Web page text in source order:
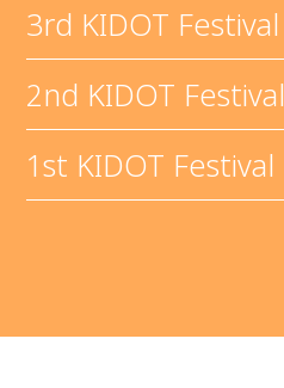
3rd KIDOT Festival
2nd KIDOT Festival
1st KIDOT Festival